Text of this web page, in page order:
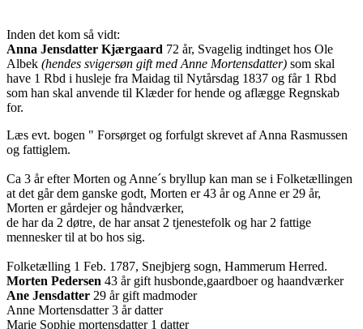
Inden det kom så vidt:
Anna Jensdatter Kjærgaard 72 år, Svagelig indtinget hos Ole
Albek (hendes svigersøn gift med Anne Mortensdatter) som skal
have 1 Rbd i husleje fra Maidag til Nytårsdag 1837 og får 1 Rbd
som han skal anvende til Klæder for hende og aflægge Regnskab
for.
Læs evt. bogen " Forsørget og forfulgt skrevet af Anna Rasmussen
og fattiglem.
Ca 3 år efter Morten og Anne´s bryllup kan man se i Folketællingen
at det går dem ganske godt, Morten er 43 år og Anne er 29 år,
Morten er gårdejer og håndværker,
de har da 2 døtre, de har ansat 2 tjenestefolk og har 2 fattige
mennesker til at bo hos sig.
Folketælling 1 Feb. 1787, Snejbjerg sogn, Hammerum Herred.
Morten Pedersen 43 år gift husbonde,gaardboer og haandværker
Ane Jensdatter 29 år gift madmoder
Anne Mortensdatter 3 år datter
Marie Sophie mortensdatter 1 datter